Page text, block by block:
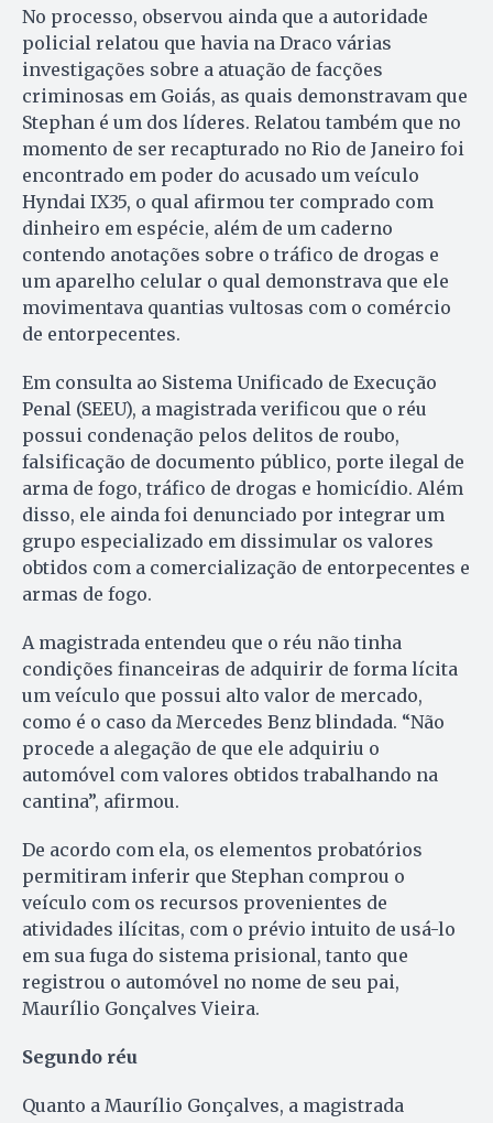
No processo, observou ainda que a autoridade
policial relatou que havia na Draco várias
investigações sobre a atuação de facções
criminosas em Goiás, as quais demonstravam que
Stephan é um dos líderes. Relatou também que no
momento de ser recapturado no Rio de Janeiro foi
encontrado em poder do acusado um veículo
Hyndai IX35, o qual afirmou ter comprado com
dinheiro em espécie, além de um caderno
contendo anotações sobre o tráfico de drogas e
um aparelho celular o qual demonstrava que ele
movimentava quantias vultosas com o comércio
de entorpecentes.
Em consulta ao Sistema Unificado de Execução
Penal (SEEU), a magistrada verificou que o réu
possui condenação pelos delitos de roubo,
falsificação de documento público, porte ilegal de
arma de fogo, tráfico de drogas e homicídio. Além
disso, ele ainda foi denunciado por integrar um
grupo especializado em dissimular os valores
obtidos com a comercialização de entorpecentes e
armas de fogo.
A magistrada entendeu que o réu não tinha
condições financeiras de adquirir de forma lícita
um veículo que possui alto valor de mercado,
como é o caso da Mercedes Benz blindada. “Não
procede a alegação de que ele adquiriu o
automóvel com valores obtidos trabalhando na
cantina”, afirmou.
De acordo com ela, os elementos probatórios
permitiram inferir que Stephan comprou o
veículo com os recursos provenientes de
atividades ilícitas, com o prévio intuito de usá-lo
em sua fuga do sistema prisional, tanto que
registrou o automóvel no nome de seu pai,
Maurílio Gonçalves Vieira.
Segundo réu
Quanto a Maurílio Gonçalves, a magistrada